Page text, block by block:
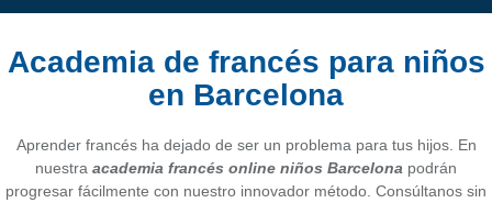
Academia de francés para niños
en Barcelona
Aprender francés ha dejado de ser un problema para tus hijos. En
nuestra academia francés online niños Barcelona podrán
progresar fácilmente con nuestro innovador método. Consúltanos sin